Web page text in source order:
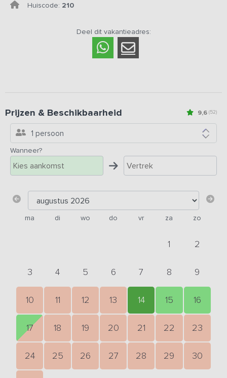
Huiscode: 210
Deel dit vakantieadres:
9,6 (52)
Prijzen & Beschikbaarheid
1 persoon
Wanneer?
ma di wo do vr za zo
1 2
3 4 5 6 7 8 9
10 11 12 13 14 15 16
17 18 19 20 21 22 23
24 25 26 27 28 29 30